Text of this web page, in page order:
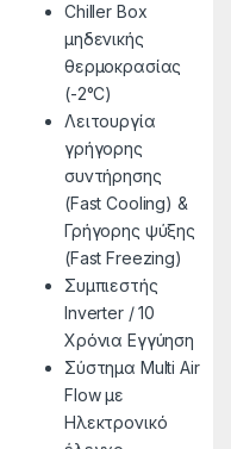
Chiller Box
μηδενικής
θερμοκρασίας
(-2°C)
Λειτουργία
γρήγορης
συντήρησης
(Fast Cooling) &
Γρήγορης ψύξης
(Fast Freezing)
Συμπιεστής
Inverter / 10
Xρόνια Εγγύηση
Σύστημα Μulti Air
Flow με
Ηλεκτρονικό